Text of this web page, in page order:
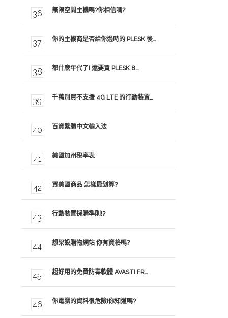
無限空間主機嗎?你相信嗎?
你的主機商是否給你過時的 PLESK 後…
都什麼年代了! 還要買 PLESK 8…
千萬別買不支援 4G LTE 的行動裝置…
百資繁體中文輸入法
美國加州稅率表
買美國商品 怎樣最划算?
行動裝置採購準則!?
想架設購物網站 你有資格嗎?
超好用的免費防毒軟體 AVAST! FR…
你電腦的資料很危險!你知道嗎?